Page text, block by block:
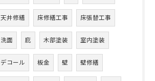
天井修繕 床修繕工事 床張替工事
洗面 庇 木部塗装 室内塗装
デコール 板金 壁 壁修繕